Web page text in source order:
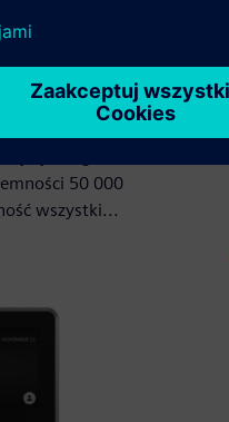
oferujący hybrydowe
50 000
wszystki...